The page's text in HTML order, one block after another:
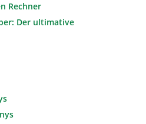
Rechner
Der ultimative